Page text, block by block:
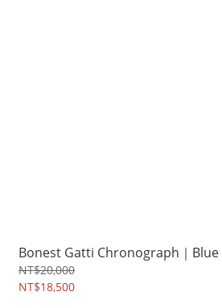
Bonest Gatti Chronograph｜Blue
NT$20,000
NT$18,500